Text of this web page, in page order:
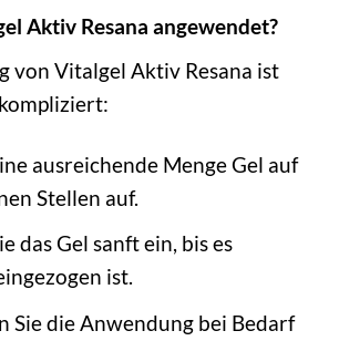
Aktiv Resana angewendet?
von Vitalgel Aktiv Resana ist
ausreichende Menge Gel auf
Stellen auf.
das Gel sanft ein, bis es
ist.
Sie die Anwendung bei Bedarf